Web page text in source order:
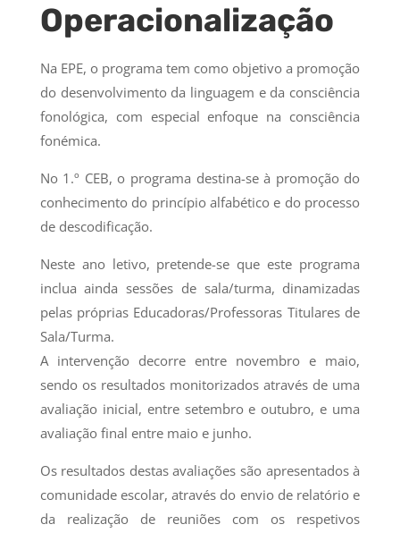
Operacionalização
Na EPE, o programa tem como objetivo a promoção
do desenvolvimento da linguagem e da consciência
fonológica, com especial enfoque na consciência
fonémica.
No 1.º CEB, o programa destina-se à promoção do
conhecimento do princípio alfabético e do processo
de descodificação.
Neste ano letivo, pretende-se que este programa
inclua ainda sessões de sala/turma, dinamizadas
pelas próprias Educadoras/Professoras Titulares de
Sala/Turma.
A intervenção decorre entre novembro e maio,
sendo os resultados monitorizados através de uma
avaliação inicial, entre setembro e outubro, e uma
avaliação final entre maio e junho.
Os resultados destas avaliações são apresentados à
comunidade escolar, através do envio de relatório e
da realização de reuniões com os respetivos